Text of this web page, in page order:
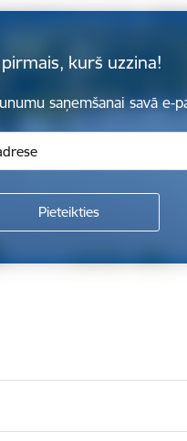
pirmais, kurš uzzina!
saņemšanai savā e-